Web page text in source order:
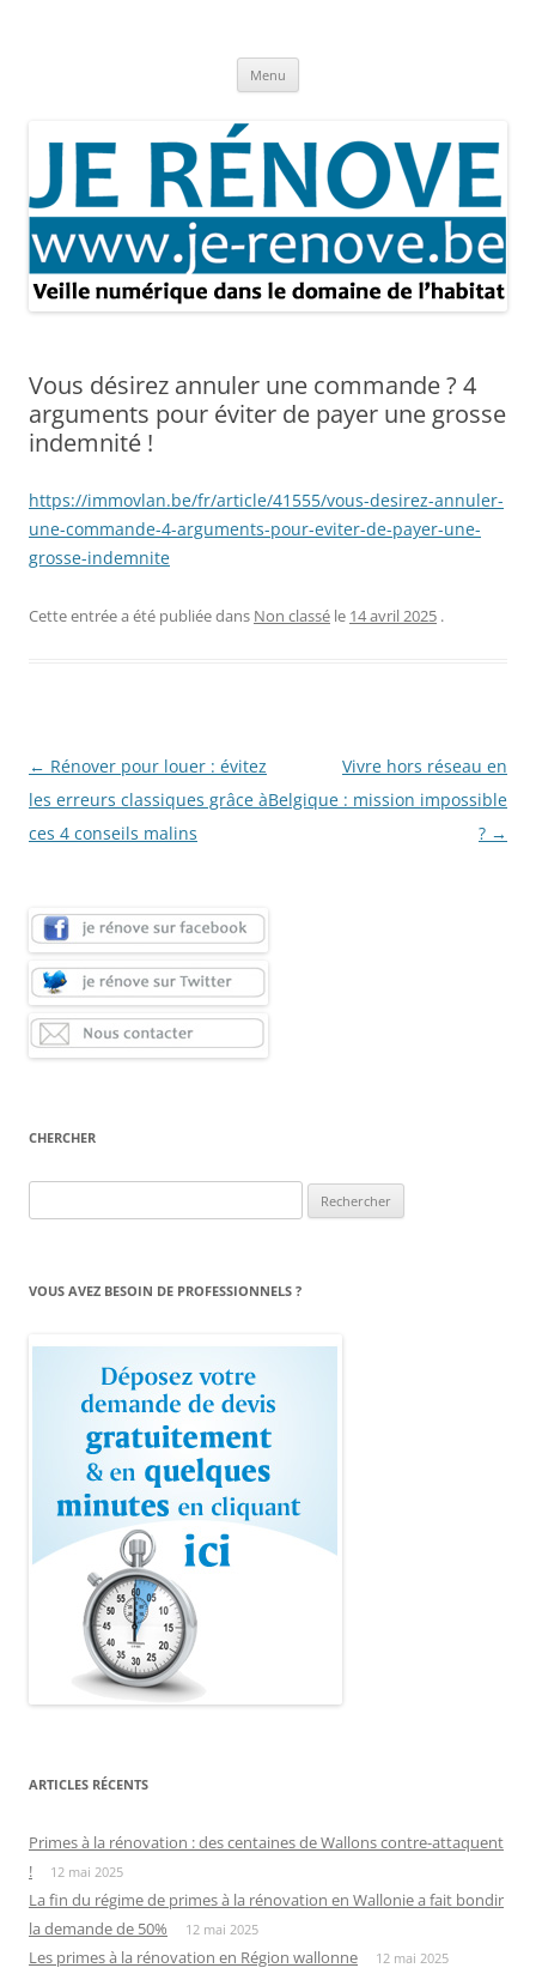
Menu
Vous désirez annuler une commande ? 4
arguments pour éviter de payer une grosse
indemnité !
https://immovlan.be/fr/article/41555/vous-desirez-annuler-
une-commande-4-arguments-pour-eviter-de-payer-une-
grosse-indemnite
Cette entrée a été publiée dans Non classé le 14 avril 2025 .
Navigation
des
articles
← Rénover pour louer : évitez
les erreurs classiques grâce à
ces 4 conseils malins
Vivre hors réseau en
Belgique : mission impossible
? →
CHERCHER
VOUS AVEZ BESOIN DE PROFESSIONNELS ?
ARTICLES RÉCENTS
Primes à la rénovation : des centaines de Wallons contre-attaquent
!
12 mai 2025
La fin du régime de primes à la rénovation en Wallonie a fait bondir
la demande de 50%
12 mai 2025
Les primes à la rénovation en Région wallonne 12 mai 2025